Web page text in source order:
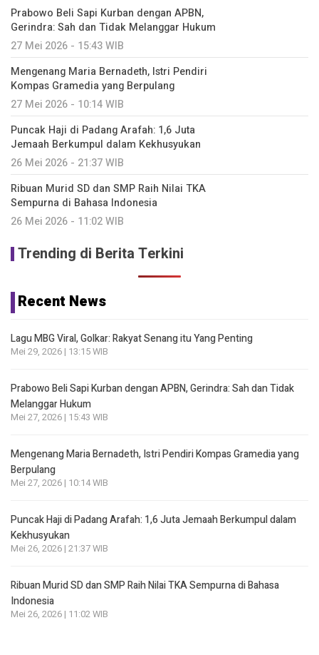
Prabowo Beli Sapi Kurban dengan APBN,
Gerindra: Sah dan Tidak Melanggar Hukum
27 Mei 2026 - 15:43 WIB
Mengenang Maria Bernadeth, Istri Pendiri
Kompas Gramedia yang Berpulang
27 Mei 2026 - 10:14 WIB
Puncak Haji di Padang Arafah: 1,6 Juta
Jemaah Berkumpul dalam Kekhusyukan
26 Mei 2026 - 21:37 WIB
Ribuan Murid SD dan SMP Raih Nilai TKA
Sempurna di Bahasa Indonesia
26 Mei 2026 - 11:02 WIB
Trending di Berita Terkini
Recent News
Lagu MBG Viral, Golkar: Rakyat Senang itu Yang Penting
Mei 29, 2026 | 13:15 WIB
Prabowo Beli Sapi Kurban dengan APBN, Gerindra: Sah dan Tidak
Melanggar Hukum
Mei 27, 2026 | 15:43 WIB
Mengenang Maria Bernadeth, Istri Pendiri Kompas Gramedia yang
Berpulang
Mei 27, 2026 | 10:14 WIB
Puncak Haji di Padang Arafah: 1,6 Juta Jemaah Berkumpul dalam
Kekhusyukan
Mei 26, 2026 | 21:37 WIB
Ribuan Murid SD dan SMP Raih Nilai TKA Sempurna di Bahasa
Indonesia
Mei 26, 2026 | 11:02 WIB